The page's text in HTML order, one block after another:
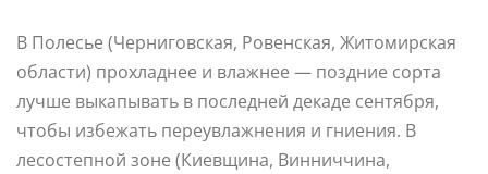
В Полесье (Черниговская, Ровенская, Житомирская
области) прохладнее и влажнее — поздние сорта
лучше выкапывать в последней декаде сентября,
чтобы избежать переувлажнения и гниения. В
лесостепной зоне (Киевщина, Винниччина,